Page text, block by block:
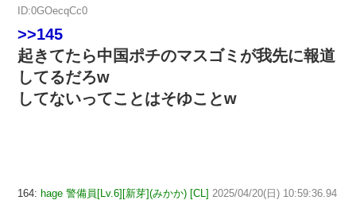
ID:0GOecqCc0
>>145
起きてたら中国ポチのマスゴミが我先に報道
してるだろw
してないってことはそゆことw
164: hage 警備員[Lv.6][新芽](みかか) [CL] 2025/04/20(日) 10:59:36.94